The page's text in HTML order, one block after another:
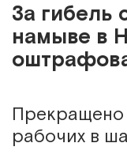
За гибель
намыве в
Прекращено
рабочих в